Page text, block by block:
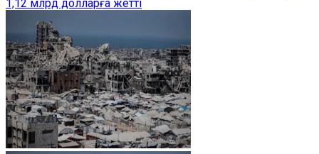
1,12 млрд долларға жетті